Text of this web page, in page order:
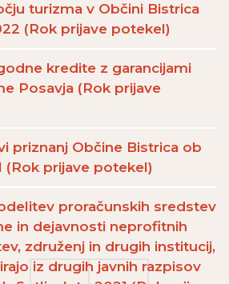
turizma v Občini Bistrica
(Rok prijave potekel)
kredite z garancijami
Posavja (Rok prijave
priznanj Občine Bistrica ob
(Rok prijave potekel)
proračunskih sredstev
in dejavnosti neprofitnih
združenj in drugih institucij,
iz drugih javnih razpisov